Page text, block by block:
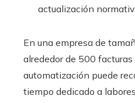
actualización
En una empresa de
alrededor de 500 facturas
automatización puede
tiempo dedicado a